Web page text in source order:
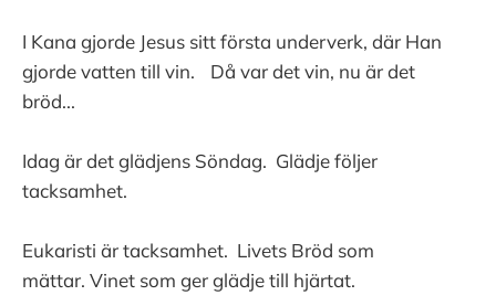
I Kana gjorde Jesus sitt första underverk, där Han
gjorde vatten till vin. Då var det vin, nu är det
bröd...
Idag är det glädjens Söndag. Glädje följer
tacksamhet.
Eukaristi är tacksamhet. Livets Bröd som
mättar. Vinet som ger glädje till hjärtat.